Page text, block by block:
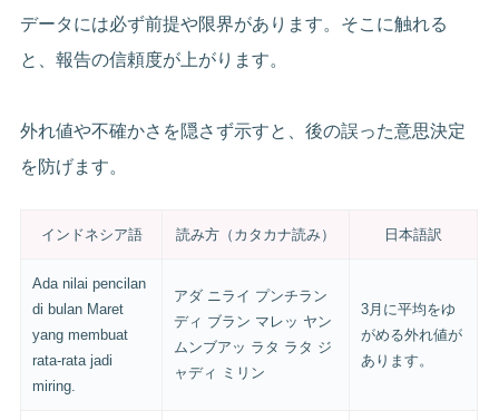
データには必ず前提や限界があります。そこに触れる
と、報告の信頼度が上がります。
外れ値や不確かさを隠さず示すと、後の誤った意思決定
を防げます。
インドネシア語 読み方（カタカナ読み） 日本語訳
Ada nilai pencilan
di bulan Maret
yang membuat
rata-rata jadi
miring.
アダ ニライ プンチラン
ディ ブラン マレッ ヤン
ムンブアッ ラタ ラタ ジ
ャディ ミリン
3月に平均をゆ
がめる外れ値が
あります。